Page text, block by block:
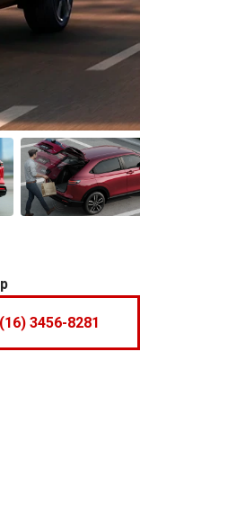
(16) 3456-8281